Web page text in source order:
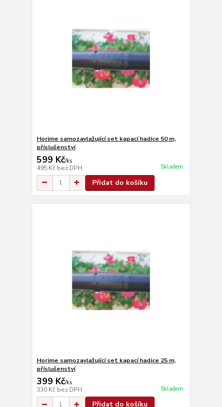
Horime samozavlažující set kapací hadice 50 m,
příslušenství
599 Kč/ks
495 Kč bez DPH Skladem
Přidat do košíku
Horime samozavlažující set kapací hadice 25 m,
příslušenství
399 Kč/ks
330 Kč bez DPH Skladem
Přidat do košíku